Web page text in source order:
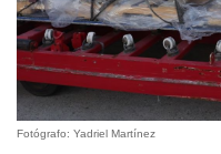
Fotógrafo: Yadriel Martínez